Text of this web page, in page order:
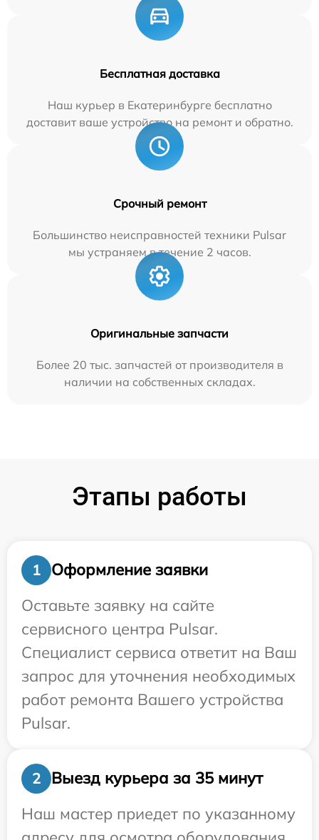
Бесплатная доставка
Наш курьер в Екатеринбурге бесплатно
доставит ваше устройство на ремонт и обратно.
Срочный ремонт
Большинство неисправностей техники Pulsar
мы устраняем в течение 2 часов.
Оригинальные запчасти
Более 20 тыс. запчастей от производителя в
наличии на собственных складах.
Этапы работы
1
Оформление заявки
Оставьте заявку на сайте
сервисного центра Pulsar.
Специалист сервиса ответит на Ваш
запрос для уточнения необходимых
работ ремонта Вашего устройства
Pulsar.
2
Выезд курьера за 35 минут
Наш мастер приедет по указанному